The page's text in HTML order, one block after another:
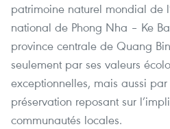
patrimoine naturel mondial de
national de Phong Nha – Ke
province centrale de Quang
seulement par ses valeurs
exceptionnelles, mais aussi
préservation reposant sur
communautés locales.